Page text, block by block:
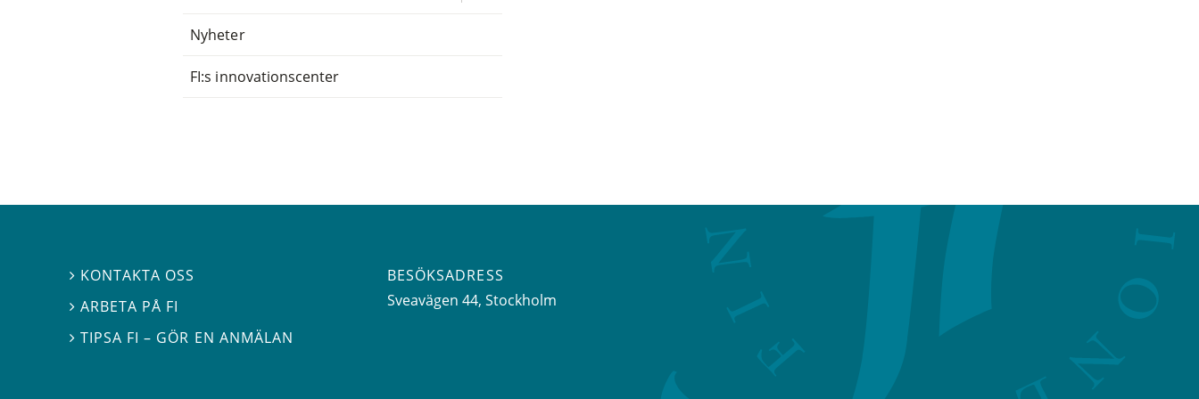
Nyheter
FI:s innovationscenter
 KONTAKTA OSS
 ARBETA PÅ FI
TIPSA FI – GÖR EN ANMÄLAN
BESÖKSADRESS
Sveavägen 44, Stockholm